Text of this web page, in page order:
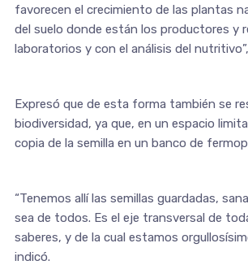
favorecen el crecimiento de las plantas
del suelo donde están los productores y
laboratorios y con el análisis del
Expresó que de esta forma también se
biodiversidad, ya que, en un espacio
copia de la semilla en un banco de
“Tenemos allí las semillas guardadas,
sea de todos. Es el eje transversal de
saberes, y de la cual estamos
indicó.